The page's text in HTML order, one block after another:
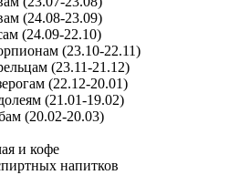
(24.08-23.09)
(24.09-22.10)
(23.10-22.11)
(23.11-21.12)
(22.12-20.01)
(21.01-19.02)
(20.02-20.03)
и кофе
напитков